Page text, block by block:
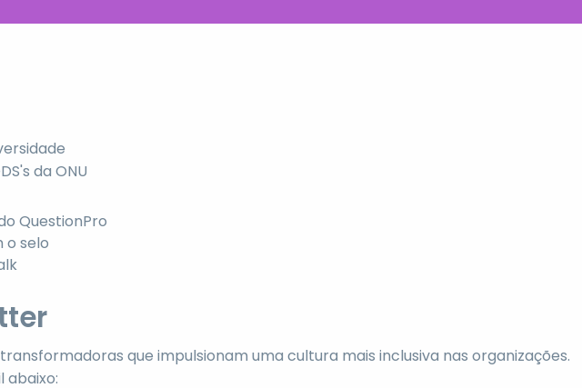
que impulsionam uma cultura mais inclusiva nas organizações.
abaixo: